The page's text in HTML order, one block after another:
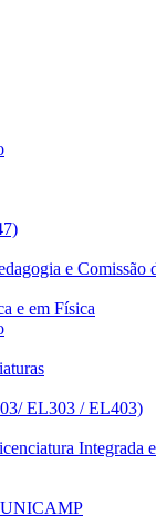
e Comissão
e em Física
EL303 / EL403)
Integrada
UNICAMP